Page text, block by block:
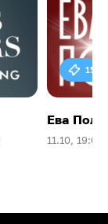
15
Ева
11.10, 19:00